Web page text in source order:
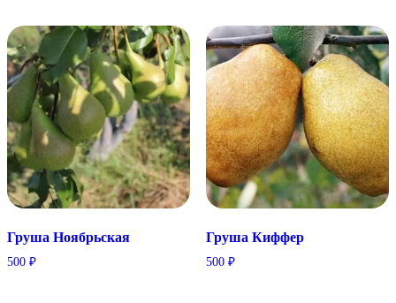
Груша Ноябрьская
500 ₽
Груша Киффер
500 ₽